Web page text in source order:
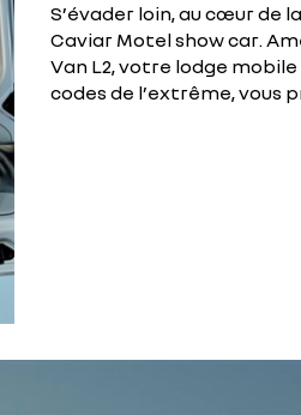
S’évader loin, au cœur de
Caviar Motel show car.
Van L2, votre lodge
codes de l’extrême, vous